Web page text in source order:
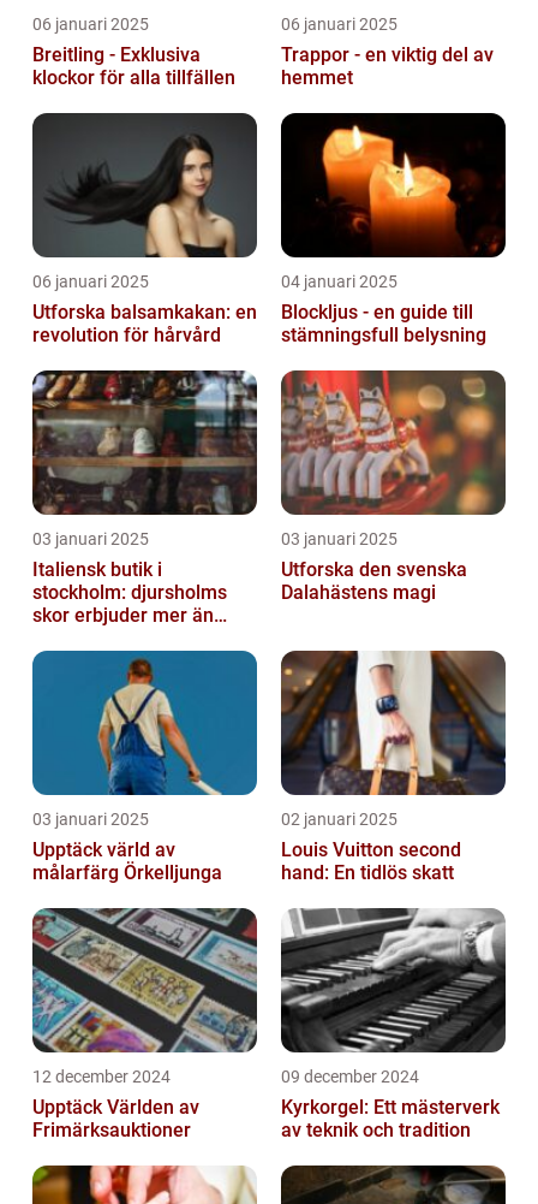
06 januari 2025
Breitling - Exklusiva
klockor för alla tillfällen
06 januari 2025
Trappor - en viktig del av
hemmet
06 januari 2025
Utforska balsamkakan: en
revolution för hårvård
04 januari 2025
Blockljus - en guide till
stämningsfull belysning
03 januari 2025
Italiensk butik i
stockholm: djursholms
skor erbjuder mer än
03 januari 2025
Utforska den svenska
Dalahästens magi
03 januari 2025
Upptäck värld av
målarfärg Örkelljunga
02 januari 2025
Louis Vuitton second
hand: En tidlös skatt
12 december 2024
Upptäck Världen av
Frimärksauktioner
09 december 2024
Kyrkorgel: Ett mästerverk
av teknik och tradition